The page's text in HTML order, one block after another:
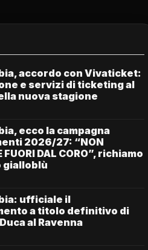
accordo con Vivaticket:
e servizi di ticketing al
nuova stagione
ecco la campagna
2026/27: “NON
FUORI DAL CORO”, richiamo
gialloblù
ufficiale il
a titolo definitivo di
al Ravenna